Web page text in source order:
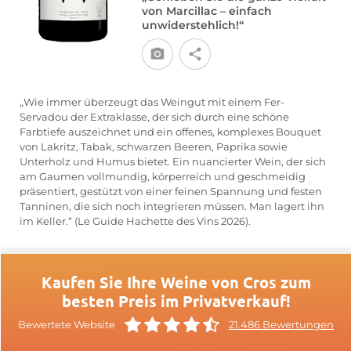
von Marcillac – einfach
unwiderstehlich!“
„Wie immer überzeugt das Weingut mit einem Fer-
Servadou der Extraklasse, der sich durch eine schöne
Farbtiefe auszeichnet und ein offenes, komplexes Bouquet
von Lakritz, Tabak, schwarzen Beeren, Paprika sowie
Unterholz und Humus bietet. Ein nuancierter Wein, der sich
am Gaumen vollmundig, körperreich und geschmeidig
präsentiert, gestützt von einer feinen Spannung und festen
Tanninen, die sich noch integrieren müssen. Man lagert ihn
im Keller.“ (Le Guide Hachette des Vins 2026).
Kaufen Sie Ihre Weine von Cros zum
besten Preis im Privatverkauf!
Bewertete Website 21.486 Bewertungen